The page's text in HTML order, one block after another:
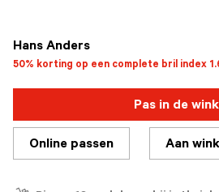
Hans Anders
50% korting op een complete bril index
Pas in de
Online passen Aan